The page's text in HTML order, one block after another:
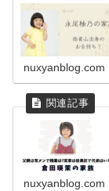
nuxyanblog.com
nuxyanblog.com